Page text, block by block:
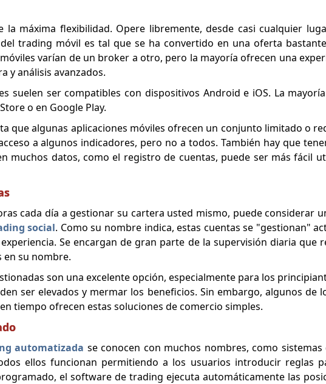
la máxima flexibilidad. Opere libremente, desde casi cualquier
trading móvil es tal que se ha convertido en una oferta
varían de un broker a otro, pero la mayoría ofrecen una
y análisis avanzados.
suelen ser compatibles con dispositivos Android e iOS. La
o en Google Play.
que algunas aplicaciones móviles ofrecen un conjunto limitado o
a algunos indicadores, pero no a todos. También hay que
muchos datos, como el registro de cuentas, puede ser más fácil
cada día a gestionar su cartera usted mismo, puede considerar
social. Como su nombre indica, estas cuentas se "gestionan"
Se encargan de gran parte de la supervisión diaria que
en su nombre.
son una excelente opción, especialmente para los
ser elevados y mermar los beneficios. Sin embargo, algunos de
tiempo ofrecen estas soluciones de comercio simples.
automatizada se conocen con muchos nombres, como
ellos funcionan permitiendo a los usuarios introducir reglas
el software de trading ejecuta automáticamente las